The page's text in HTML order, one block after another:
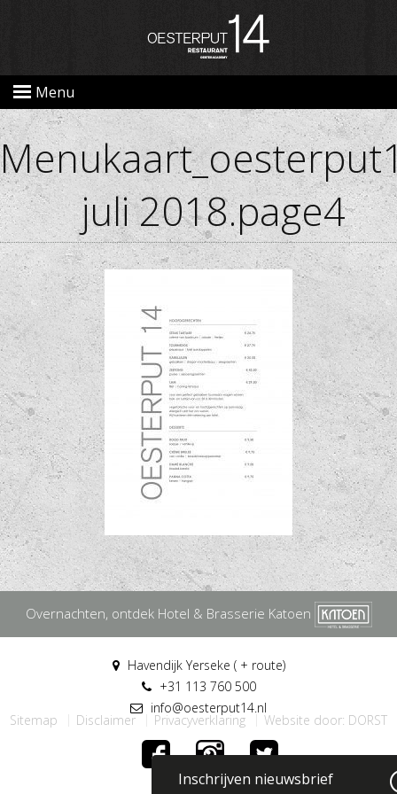
Menu
juli 2018.page4
Overnachten, ontdek Hotel & Brasserie Katoen
Inschrijven nieuwsbrief
Havendijk Yerseke ( + route)
+31 113 760 500
info@oesterput14.nl
Sitemap Disclaimer Privacyverklaring Website door: DORST